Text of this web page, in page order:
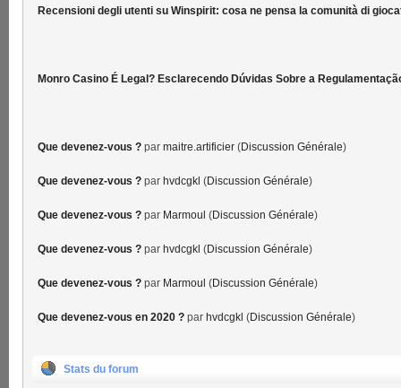
Recensioni degli utenti su Winspirit: cosa ne pensa la comunità di
Monro Casino É Legal? Esclarecendo Dúvidas Sobre a
Que devenez-vous ? par maitre.artificier (Discussion Générale)
Que devenez-vous ? par hvdcgkl (Discussion Générale)
Que devenez-vous ? par Marmoul (Discussion Générale)
Que devenez-vous ? par hvdcgkl (Discussion Générale)
Que devenez-vous ? par Marmoul (Discussion Générale)
Que devenez-vous en 2020 ? par hvdcgkl (Discussion Générale)
Stats du forum